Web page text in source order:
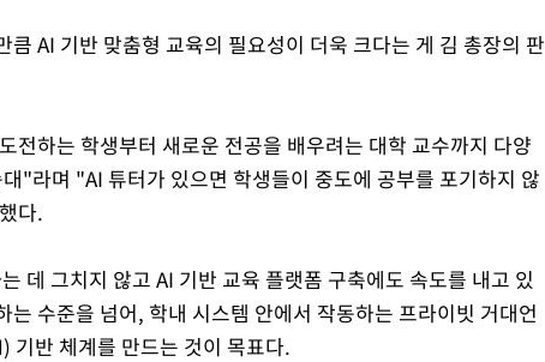
AI 기반 맞춤형 교육의 필요성이 더욱 크다는 게 김 총장의 판
전하는 학생부터 새로운 전공을 배우려는 대학 교수까지 다양
"라며 "AI 튜터가 있으면 학생들이 중도에 공부를 포기하지 않
다.
데 그치지 않고 AI 기반 교육 플랫폼 구축에도 속도를 내고 있
수준을 넘어, 학내 시스템 안에서 작동하는 프라이빗 거대언
반 체계를 만드는 것이 목표다.